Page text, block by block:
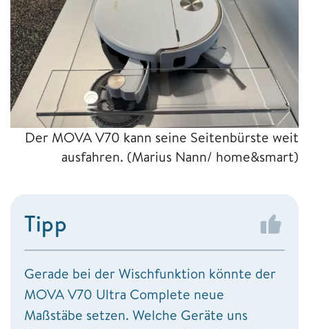
Der MOVA V70 kann seine Seitenbürste weit
ausfahren. (Marius Nann/ home&smart)
Tipp
Gerade bei der Wischfunktion könnte der
MOVA V70 Ultra Complete neue
Maßstäbe setzen. Welche Geräte uns